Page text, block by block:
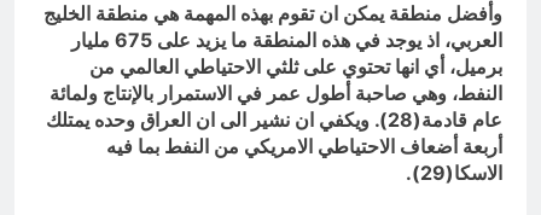
وأفضل منطقة يمكن ان تقوم بهذه المهمة هي منطقة الخليج
العربي، اذ يوجد في هذه المنطقة ما يزيد على 675 مليار
برميل، أي انها تحتوي على ثلثي الاحتياطي العالمي من
النفط، وهي صاحبة أطول عمر في الاستمرار بالإنتاج ولمائة
عام قادمة(28). ويكفي ان نشير الى ان العراق وحده يمتلك
أربعة أضعاف الاحتياطي الامريكي من النفط بما فيه
الاسكا(29).